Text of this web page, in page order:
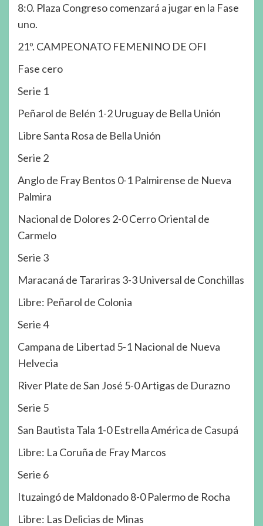
8:0. Plaza Congreso comenzará a jugar en la Fase
uno.
21º. CAMPEONATO FEMENINO DE OFI
Fase cero
Serie 1
Peñarol de Belén 1-2 Uruguay de Bella Unión
Libre Santa Rosa de Bella Unión
Serie 2
Anglo de Fray Bentos 0-1 Palmirense de Nueva
Palmira
Nacional de Dolores 2-0 Cerro Oriental de
Carmelo
Serie 3
Maracaná de Tarariras 3-3 Universal de Conchillas
Libre: Peñarol de Colonia
Serie 4
Campana de Libertad 5-1 Nacional de Nueva
Helvecia
River Plate de San José 5-0 Artigas de Durazno
Serie 5
San Bautista Tala 1-0 Estrella América de Casupá
Libre: La Coruña de Fray Marcos
Serie 6
Ituzaingó de Maldonado 8-0 Palermo de Rocha
Libre: Las Delicias de Minas